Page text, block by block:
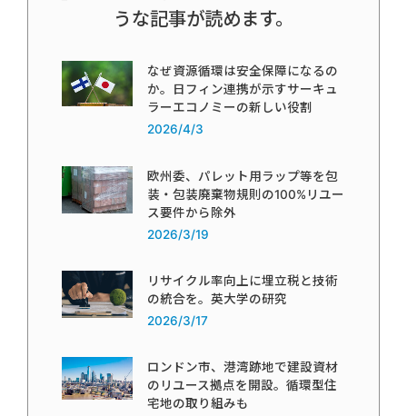
うな記事が読めます。
なぜ資源循環は安全保障になるの
か。日フィン連携が示すサーキュ
ラーエコノミーの新しい役割
2026/4/3
欧州委、パレット用ラップ等を包
装・包装廃棄物規則の100%リユー
ス要件から除外
2026/3/19
リサイクル率向上に埋立税と技術
の統合を。英大学の研究
2026/3/17
ロンドン市、港湾跡地で建設資材
のリユース拠点を開設。循環型住
宅地の取り組みも